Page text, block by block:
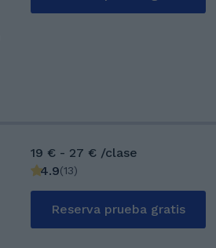
19 € - 27 € /clase
4.9(13)
Reserva prueba gratis